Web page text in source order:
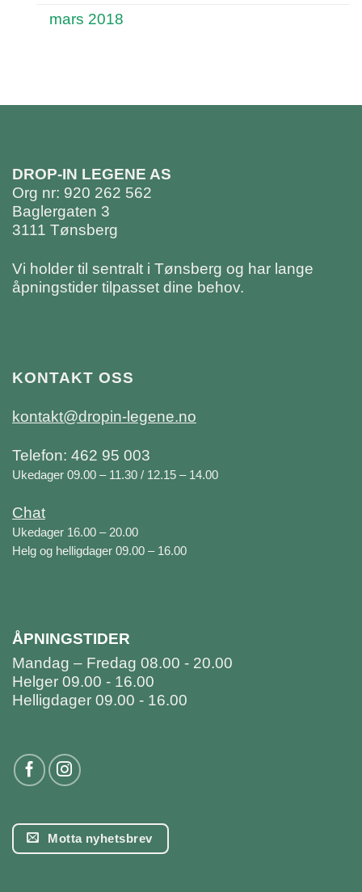
mars 2018
DROP-IN LEGENE AS
Org nr: 920 262 562
Baglergaten 3
3111 Tønsberg
Vi holder til sentralt i Tønsberg og har lange
åpningstider tilpasset dine behov.
KONTAKT OSS
kontakt@dropin-legene.no
Telefon: 462 95 003
Ukedager 09.00 – 11.30 / 12.15 – 14.00
Chat
Ukedager 16.00 – 20.00
Helg og helligdager 09.00 – 16.00
ÅPNINGSTIDER
Mandag – Fredag 08.00 - 20.00
Helger 09.00 - 16.00
Helligdager 09.00 - 16.00
Motta nyhetsbrev